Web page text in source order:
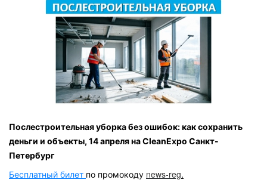
Послестроительная уборка без ошибок: как сохранить
деньги и объекты, 14 апреля на CleanExpo Санкт-
Петербург
Бесплатный билет по промокоду news-reg.